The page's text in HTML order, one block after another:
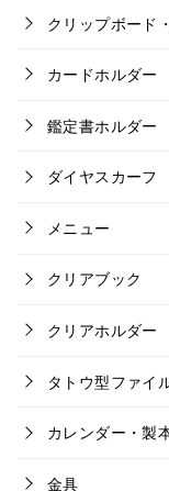
クリップボード
カードホルダー
鑑定書ホルダー
ダイヤスカーフ
メニュー
クリアブック
クリアホルダー
タトウ型ファイ
カレンダー・製
金具